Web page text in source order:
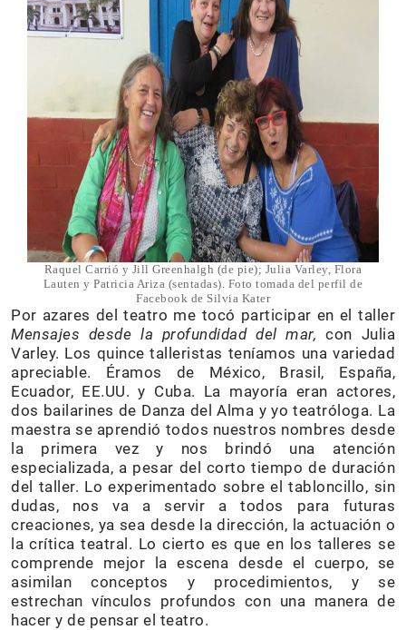
Raquel Carrió y Jill Greenhalgh (de pie); Julia Varley, Flora
Lauten y Patricia Ariza (sentadas). Foto tomada del perfil de
Facebook de Silvia Kater
Por azares del teatro me tocó participar en el taller
Mensajes desde la profundidad del mar,con Julia
Varley. Los quince talleristas teníamos una variedad
apreciable. Éramos de México, Brasil, España,
Ecuador, EE.UU. y Cuba. La mayoría eran actores,
dos bailarines de Danza del Alma y yo teatróloga. La
maestra se aprendió todos nuestros nombres desde
la primera vez y nos brindó una atención
especializada, a pesar del corto tiempo de duración
del taller. Lo experimentado sobre el tabloncillo, sin
dudas, nos va a servir a todos para futuras
creaciones, ya sea desde la dirección, la actuación o
la crítica teatral. Lo cierto es que en los talleres se
comprende mejor la escena desde el cuerpo, se
asimilan conceptos y procedimientos, y se
estrechan vínculos profundos con una manera de
hacer y de pensar el teatro.